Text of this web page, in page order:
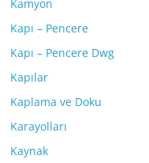
Kamyon
Kapı – Pencere
Kapı – Pencere Dwg
Kapılar
Kaplama ve Doku
Karayolları
Kaynak